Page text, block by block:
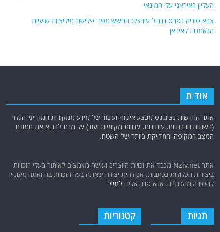
העליון האיראני עלי חמינאי
צבא סוריה נפרס בגבול עיראק: החשש מפני פלישת מיליציות שיעיות
הנאמנות לאיראן
אודות
אתר החדשות נציב.נט מבצע איסוף ועיבוד של מידע ממקורות המודיעין הגלוי
(רשתות חברתיות, עיתונות, עדויות מקומיות ועוד) על מנת להביא את תמונת
המצב המקיפה והמדויקת ביותר של השטח.
אתר Nziv.net מכבד את זכויות היוצרים ועושה מאמצים לאיתור בעלי הזכויות
ביצירות הכלולות בכתבות. אם זיהית יצירה שאתה בעל הזכויות בה ואתה מעוניין
להסירה מהכתבה, אנא פנה אלינולמייל
תגיות קטגוריות